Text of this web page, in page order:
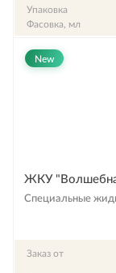
Упаковка
Фасовка, мл
New
ЖКУ
Специальные
Заказ от